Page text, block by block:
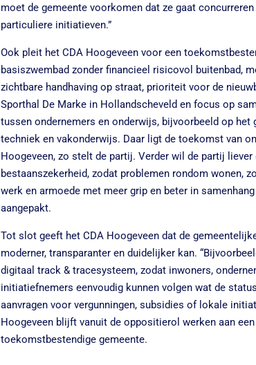
moet de gemeente voorkomen dat ze gaat
particuliere initiatieven.”
Ook pleit het CDA Hoogeveen voor een
basiszwembad zonder financieel risicovol buitenbad,
zichtbare handhaving op straat, prioriteit voor de
Sporthal De Marke in Hollandscheveld en focus op
tussen ondernemers en onderwijs, bijvoorbeeld op het
techniek en vakonderwijs. Daar ligt de toekomst van
Hoogeveen, zo stelt de partij. Verder wil de partij liever
bestaanszekerheid, zodat problemen rondom wonen,
werk en armoede met meer grip en beter in
aangepakt.
Tot slot geeft het CDA Hoogeveen dat de
moderner, transparanter en duidelijker kan.
digitaal track & tracesysteem, zodat inwoners,
initiatiefnemers eenvoudig kunnen volgen wat de
aanvragen voor vergunningen, subsidies of lokale
Hoogeveen blijft vanuit de oppositierol werken aan
toekomstbestendige gemeente.